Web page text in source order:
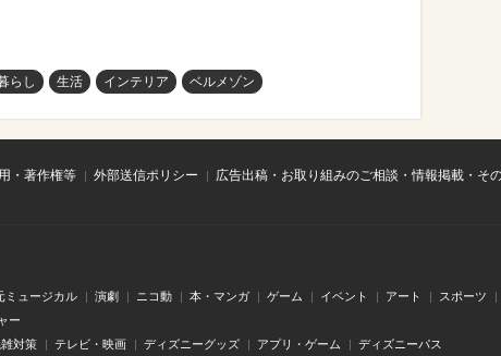
らし 生活 インテリア ベルメゾン
・著作権等 外部送信ポリシー
広告出稿・お取り組みのご相談・情報掲載・そ
ミュージカル 演劇 ニコ動 本・マンガ ゲーム イベント アート スポーツ
ー
対策 テレビ・映画 ディズニーグッズ アプリ・ゲーム ディズニーパス